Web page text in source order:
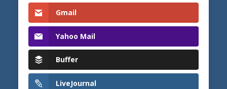
Gmail
Yahoo Mail
Buffer
LiveJournal